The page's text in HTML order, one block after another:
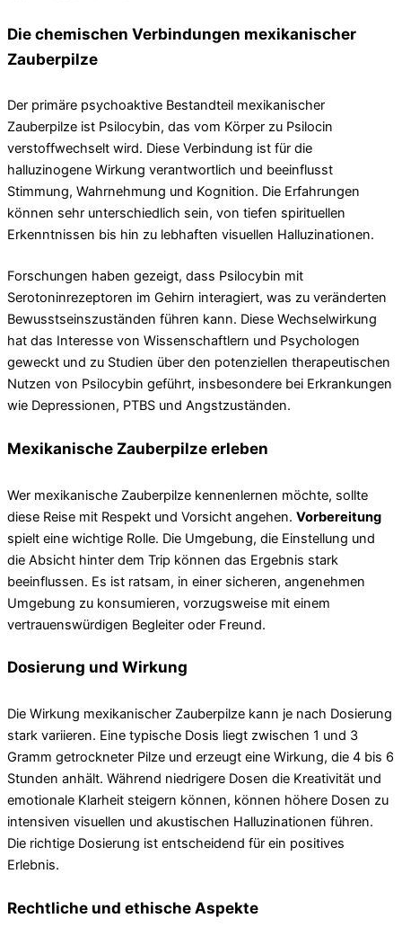
Die chemischen Verbindungen mexikanischer
Zauberpilze
Der primäre psychoaktive Bestandteil mexikanischer
Zauberpilze ist Psilocybin, das vom Körper zu Psilocin
verstoffwechselt wird. Diese Verbindung ist für die
halluzinogene Wirkung verantwortlich und beeinflusst
Stimmung, Wahrnehmung und Kognition. Die Erfahrungen
können sehr unterschiedlich sein, von tiefen spirituellen
Erkenntnissen bis hin zu lebhaften visuellen Halluzinationen.
Forschungen haben gezeigt, dass Psilocybin mit
Serotoninrezeptoren im Gehirn interagiert, was zu veränderten
Bewusstseinszuständen führen kann. Diese Wechselwirkung
hat das Interesse von Wissenschaftlern und Psychologen
geweckt und zu Studien über den potenziellen therapeutischen
Nutzen von Psilocybin geführt, insbesondere bei Erkrankungen
wie Depressionen, PTBS und Angstzuständen.
Mexikanische Zauberpilze erleben
Wer mexikanische Zauberpilze kennenlernen möchte, sollte
diese Reise mit Respekt und Vorsicht angehen. Vorbereitung
spielt eine wichtige Rolle. Die Umgebung, die Einstellung und
die Absicht hinter dem Trip können das Ergebnis stark
beeinflussen. Es ist ratsam, in einer sicheren, angenehmen
Umgebung zu konsumieren, vorzugsweise mit einem
vertrauenswürdigen Begleiter oder Freund.
Dosierung und Wirkung
Die Wirkung mexikanischer Zauberpilze kann je nach Dosierung
stark variieren. Eine typische Dosis liegt zwischen 1 und 3
Gramm getrockneter Pilze und erzeugt eine Wirkung, die 4 bis 6
Stunden anhält. Während niedrigere Dosen die Kreativität und
emotionale Klarheit steigern können, können höhere Dosen zu
intensiven visuellen und akustischen Halluzinationen führen.
Die richtige Dosierung ist entscheidend für ein positives
Erlebnis.
Rechtliche und ethische Aspekte